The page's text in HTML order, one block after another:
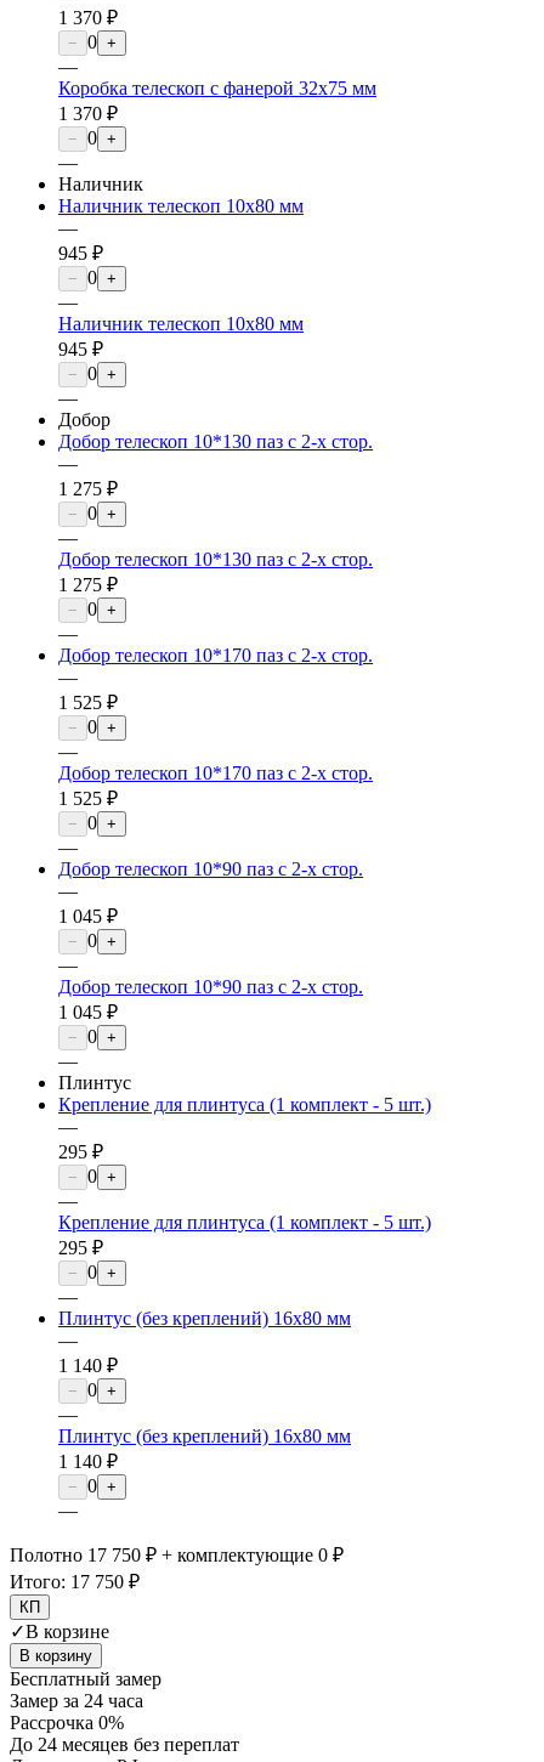
1 370 ₽
− 0 +
—
Коробка телескоп с фанерой 32х75 мм
1 370 ₽
− 0 +
—
Наличник
Наличник телескоп 10х80 мм
—
945 ₽
− 0 +
—
Наличник телескоп 10х80 мм
945 ₽
− 0 +
—
Добор
Добор телескоп 10*130 паз с 2-х стор.
—
1 275 ₽
− 0 +
—
Добор телескоп 10*130 паз с 2-х стор.
1 275 ₽
− 0 +
—
Добор телескоп 10*170 паз с 2-х стор.
—
1 525 ₽
− 0 +
—
Добор телескоп 10*170 паз с 2-х стор.
1 525 ₽
− 0 +
—
Добор телескоп 10*90 паз с 2-х стор.
—
1 045 ₽
− 0 +
—
Добор телескоп 10*90 паз с 2-х стор.
1 045 ₽
− 0 +
—
Плинтус
Крепление для плинтуса (1 комплект - 5 шт.)
—
295 ₽
− 0 +
—
Крепление для плинтуса (1 комплект - 5 шт.)
295 ₽
− 0 +
—
Плинтус (без креплений) 16х80 мм
—
1 140 ₽
− 0 +
—
Плинтус (без креплений) 16х80 мм
1 140 ₽
− 0 +
—
Полотно 17 750 ₽ + комплектующие 0 ₽
Итого: 17 750 ₽
КП
✓В корзине
В корзину
Бесплатный замер
Замер за 24 часа
Рассрочка 0%
До 24 месяцев без переплат